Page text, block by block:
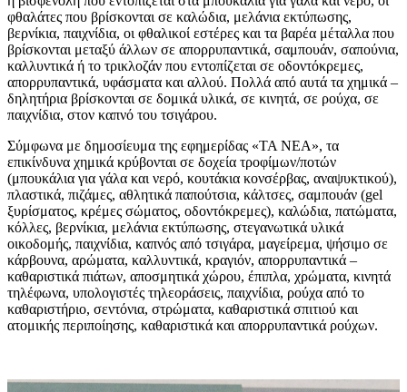
φθαλάτες που βρίσκονται σε καλώδια, μελάνια εκτύπωσης,
βερνίκια, παιχνίδια, οι φθαλικοί εστέρες και τα βαρέα μέταλλα που
βρίσκονται μεταξύ άλλων σε απορρυπαντικά, σαμπουάν, σαπούνια,
καλλυντικά ή το τρικλοζάν που εντοπίζεται σε οδοντόκρεμες,
απορρυπαντικά, υφάσματα και αλλού. Πολλά από αυτά τα χημικά –
δηλητήρια βρίσκονται σε δομικά υλικά, σε κινητά, σε ρούχα, σε
παιχνίδια, στον καπνό του τσιγάρου.
Σύμφωνα με δημοσίευμα της εφημερίδας «ΤΑ ΝΕΑ», τα
επικίνδυνα χημικά κρύβονται σε δοχεία τροφίμων/ποτών
(μπουκάλια για γάλα και νερό, κουτάκια κονσέρβας, αναψυκτικού),
πλαστικά, πιζάμες, αθλητικά παπούτσια, κάλτσες, σαμπουάν (gel
ξυρίσματος, κρέμες σώματος, οδοντόκρεμες), καλώδια, πατώματα,
κόλλες, βερνίκια, μελάνια εκτύπωσης, στεγανωτικά υλικά
οικοδομής, παιχνίδια, καπνός από τσιγάρα, μαγείρεμα, ψήσιμο σε
κάρβουνα, αρώματα, καλλυντικά, κραγιόν, απορρυπαντικά –
καθαριστικά πιάτων, αποσμητικά χώρου, έπιπλα, χρώματα, κινητά
τηλέφωνα, υπολογιστές τηλεοράσεις, παιχνίδια, ρούχα από το
καθαριστήριο, σεντόνια, στρώματα, καθαριστικά σπιτιού και
ατομικής περιποίησης, καθαριστικά και απορρυπαντικά ρούχων.